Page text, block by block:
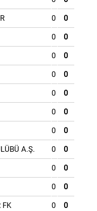
0 0
0 0
0 0
0 0
0 0
0 0
0 0
A.Ş. 0 0
0 0
0 0
FK 0 0